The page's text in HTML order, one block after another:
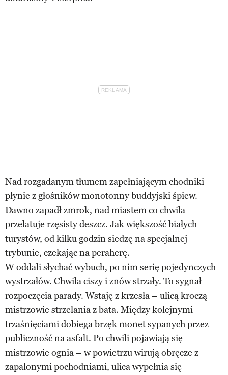
Nad rozgadanym tłumem zapełniającym chodniki
płynie z głośników monotonny buddyjski śpiew.
Dawno zapadł zmrok, nad miastem co chwila
przelatuje rzęsisty deszcz. Jak większość białych
turystów, od kilku godzin siedzę na specjalnej
trybunie, czekając na peraherę.
W oddali słychać wybuch, po nim serię pojedynczych
wystrzałów. Chwila ciszy i znów strzały. To sygnał
rozpoczęcia parady. Wstaję z krzesła – ulicą kroczą
mistrzowie strzelania z bata. Między kolejnymi
trzaśnięciami dobiega brzęk monet sypanych przez
publiczność na asfalt. Po chwili pojawiają się
mistrzowie ognia – w powietrzu wirują obręcze z
zapalonymi pochodniami, ulica wypełnia się